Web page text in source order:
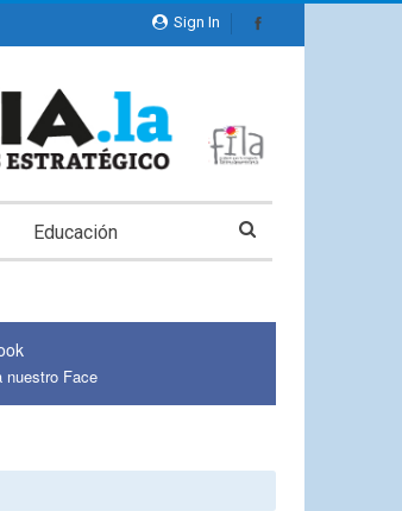
Sign In
Educación
nuestro Face